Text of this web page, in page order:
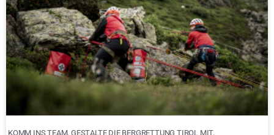
KOMM INS TEAM. GESTALTE DIE BERGRETTUNG TIROL MIT.